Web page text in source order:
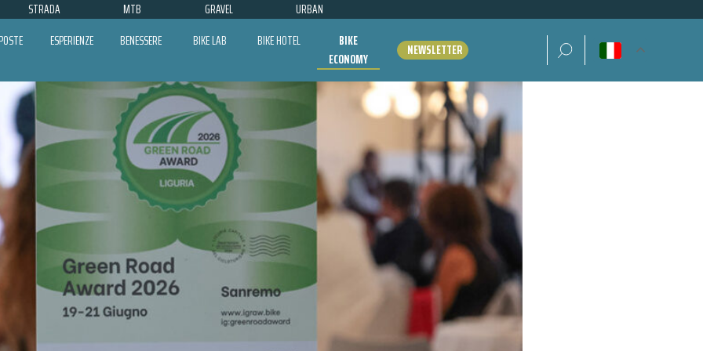
STRADA MTB GRAVEL URBAN
ESPERIENZE BENESSERE BIKE LAB BIKE HOTEL
BIKE
ECONOMY
NEWSLETTER Ricerca per: